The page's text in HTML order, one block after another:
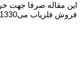
این مقاله صرفا جهت
فروش فلزیاب می09102191330